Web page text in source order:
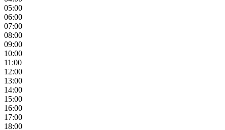
05:00
06:00
07:00
08:00
09:00
10:00
11:00
12:00
13:00
14:00
15:00
16:00
17:00
18:00